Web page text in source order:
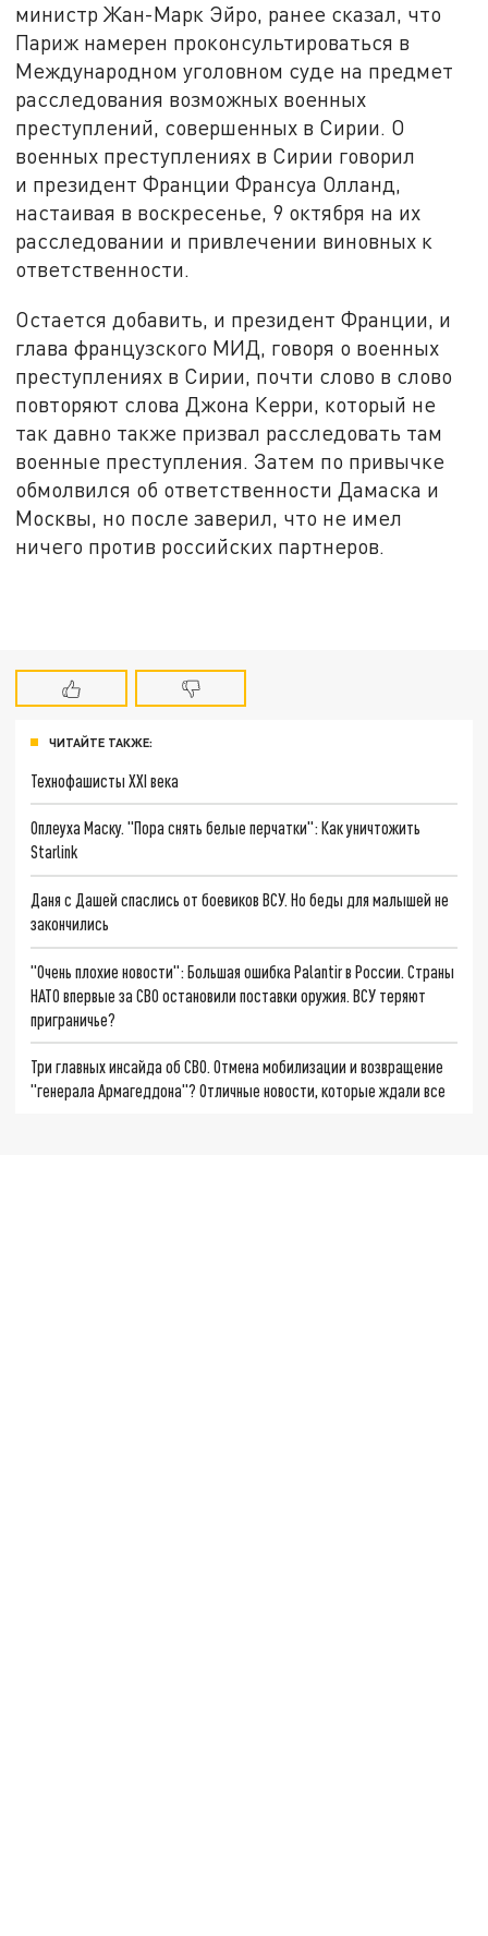
министр Жан-Марк Эйро, ранее сказал, что
Париж намерен проконсультироваться в
Международном уголовном суде на предмет
расследования возможных военных
преступлений, совершенных в Сирии. О
военных преступлениях в Сирии говорил
и президент Франции Франсуа Олланд,
настаивая в воскресенье, 9 октября на их
расследовании и привлечении виновных к
ответственности.
Остается добавить, и президент Франции, и
глава французского МИД, говоря о военных
преступлениях в Сирии, почти слово в слово
повторяют слова Джона Керри, который не
так давно также призвал расследовать там
военные преступления. Затем по привычке
обмолвился об ответственности Дамаска и
Москвы, но после заверил, что не имел
ничего против российских партнеров.
ЧИТАЙТЕ ТАКЖЕ:
Технофашисты XXI века
Оплеуха Маску. "Пора снять белые перчатки": Как уничтожить
Starlink
Даня с Дашей спаслись от боевиков ВСУ. Но беды для малышей не
закончились
"Очень плохие новости": Большая ошибка Palantir в России. Страны
НАТО впервые за СВО остановили поставки оружия. ВСУ теряют
приграничье?
Три главных инсайда об СВО. Отмена мобилизации и возвращение
"генерала Армагеддона"? Отличные новости, которые ждали все